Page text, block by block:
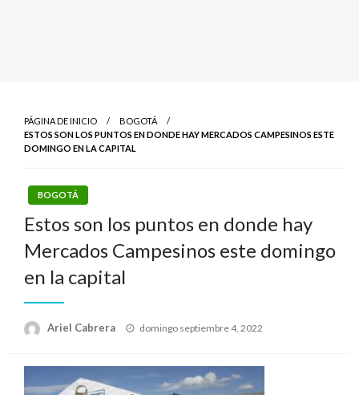
PÁGINA DE INICIO
BOGOTÁ
ESTOS SON LOS PUNTOS EN DONDE HAY MERCADOS CAMPESINOS ESTE
DOMINGO EN LA CAPITAL
BOGOTÁ
Estos son los puntos en donde hay
Mercados Campesinos este domingo
en la capital
Ariel Cabrera
Publicado
domingo septiembre 4, 2022